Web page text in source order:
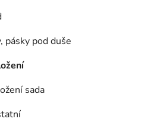
pásky pod duše
sada